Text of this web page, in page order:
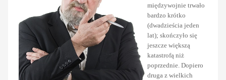
międzywojnie trwało
bardzo krótko
(dwadzieścia jeden
lat); skończyło się
jeszcze większą
katastrofą niż
poprzednie. Dopiero
druga z wielkich